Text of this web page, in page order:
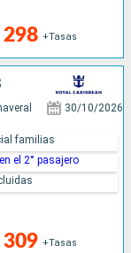
298 +Tasas
30/10/2026
309 +Tasas
familias
el 2° pasajero